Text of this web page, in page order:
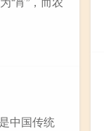
中国传统